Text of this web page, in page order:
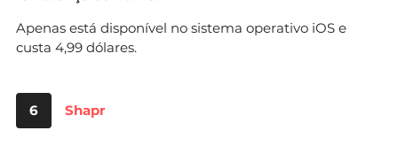
Apenas está disponível no sistema operativo iOS e
custa 4,99 dólares.
6 Shapr